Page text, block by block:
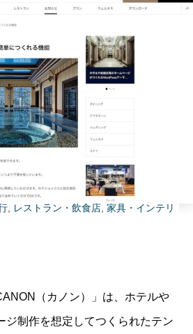
, レストラン・飲食店, 家具・インテリ
（カノン） 」は、ホテルや
ジ制作を想定してつくられたテン